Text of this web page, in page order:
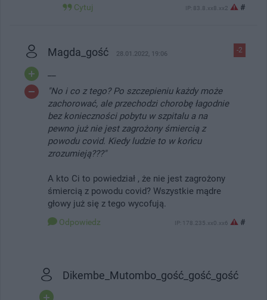
Cytuj IP: 83.8.xx8.xx2 #
-2
Magda_gość 28.01.2022, 19:06
"No i co z tego? Po szczepieniu każdy może
zachorować, ale przechodzi chorobę łagodnie
bez konieczności pobytu w szpitalu a na
pewno już nie jest zagrożony śmiercią z
powodu covid. Kiedy ludzie to w końcu
zrozumieją???"
A kto Ci to powiedział , że nie jest zagrożony
śmiercią z powodu covid? Wszystkie mądre
głowy już się z tego wycofują.
Odpowiedz IP: 178.235.xx0.xx6 #
Dikembe_Mutombo_gość_gość_gość